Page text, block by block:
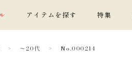
アイテムを探す 特集
～20代 No.000214